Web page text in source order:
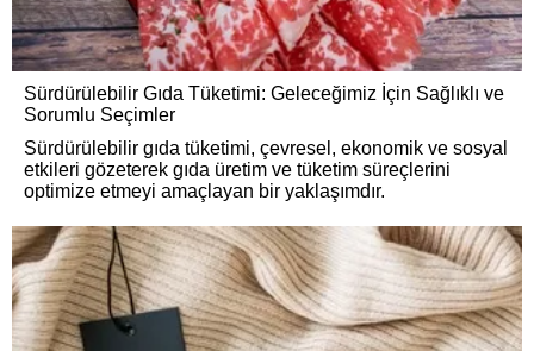
Sürdürülebilir Gıda Tüketimi: Geleceğimiz İçin Sağlıklı ve
Sorumlu Seçimler
Sürdürülebilir gıda tüketimi, çevresel, ekonomik ve sosyal
etkileri gözeterek gıda üretim ve tüketim süreçlerini
optimize etmeyi amaçlayan bir yaklaşımdır.